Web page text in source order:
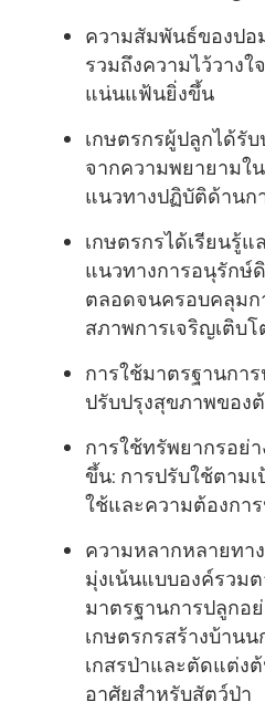
ความสัมพันธ์ของปอ
รวมถึงความไว้วาง
แน่นแฟ้นยิ่งขึ้น
เกษตรกรผู้ปลูกได้รั
จากความพยายามใ
แนวทางปฏิบัติด้านก
เกษตรกรได้เรียนรู้แ
แนวทางการอนุรักษ์
ตลอดจนครอบคลุมก
สภาพการเจริญเติบ
การใช้มาตรฐานกา
ปรับปรุงสุขภาพของ
การใช้ทรัพยากรอย่
ขึ้น: การปรับใช้ตาม
ใช้และความต้องกา
ความหลากหลายทา
มุ่งเน้นแบบองค์รวม
มาตรฐานการปลูกอ
เกษตรกรสร้างบ้าน
เกสรป่าและตัดแต่ง
อาศัยสําหรับสัตว์ป่า